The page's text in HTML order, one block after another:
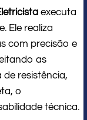
executa
Ele realiza
com precisão e
as
resistência,
o
técnica.